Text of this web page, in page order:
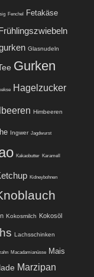
Fenchel Fetakäse
Frühlingszwiebeln
Glasnudeln
Gurken
Hagelzucker
Himbeeren
Ingwer Jagdwurst
Kakaobutter Karamell
Kidneybohnen
Kokosmilch Kokosöl
Lachsschinken
Macadamianüsse Mais
Marzipan